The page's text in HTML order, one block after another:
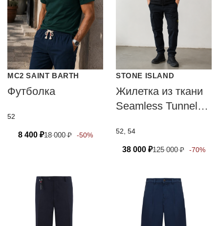
MC2 SAINT BARTH
Футболка
52
8 400 ₽18 000₽ -50%
STONE ISLAND
Жилетка из ткани
Seamless Tunnel
52, 54
38 000 ₽125 000₽ -70%